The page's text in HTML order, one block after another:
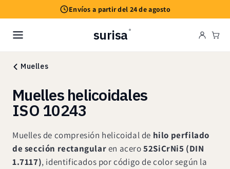
al contenido
Envíos a partir del 24 de agosto
surisa ®
Muelles
Muelles helicoidales
ISO 10243
Muelles de compresión helicoidal de hilo perfilado
de sección rectangularen acero52SiCrNi5 (DIN
1.7117), identificados por código de color según la